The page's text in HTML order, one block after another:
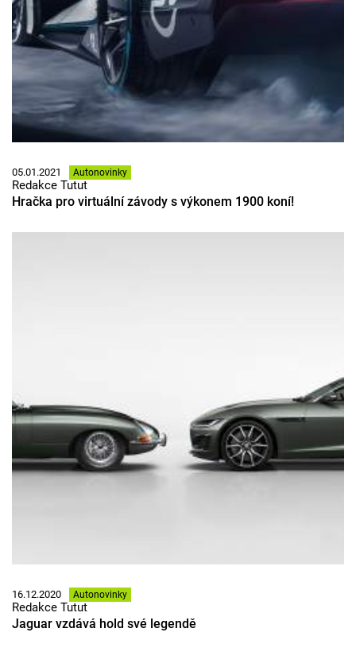
05.01.2021 Autonovinky
Redakce Tutut
Hračka pro virtuální závody s výkonem 1900 koní!
16.12.2020 Autonovinky
Redakce Tutut
Jaguar vzdává hold své legendě